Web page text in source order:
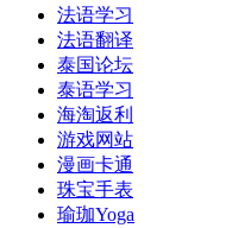
法语学习
法语翻译
泰国论坛
泰语学习
海淘返利
游戏网站
漫画卡通
珠宝手表
瑜珈Yoga